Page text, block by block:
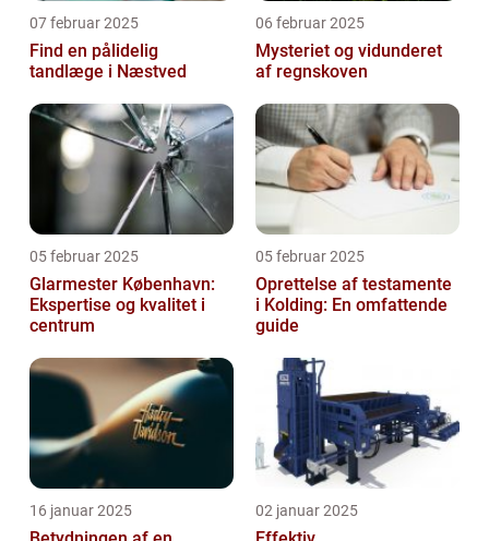
07 februar 2025
Find en pålidelig
tandlæge i Næstved
06 februar 2025
Mysteriet og vidunderet
af regnskoven
05 februar 2025
Glarmester København:
Ekspertise og kvalitet i
centrum
05 februar 2025
Oprettelse af testamente
i Kolding: En omfattende
guide
16 januar 2025 02 januar 2025